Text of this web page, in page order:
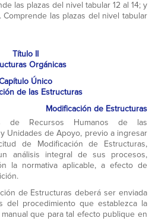
las plazas del nivel tabular 12 al 14; y
Comprende las plazas del nivel tabular
Título II
Orgánicas
Único
de las Estructuras
Modificación de Estructuras
de Recursos Humanos de las
Unidades de Apoyo, previo a ingresar
de Modificación de Estructuras,
análisis integral de sus procesos,
la normativa aplicable, a efecto de
de Estructuras deberá ser enviada
procedimiento que establezca la
que para tal efecto publique en